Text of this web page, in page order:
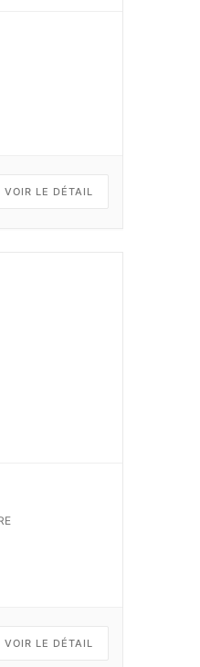
VOIR LE DÉTAIL
VOIR LE DÉTAIL